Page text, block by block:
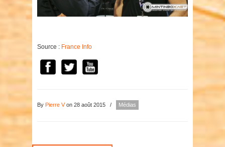
Source : France Info
By Pierre Von 28 août 2015 / Médias